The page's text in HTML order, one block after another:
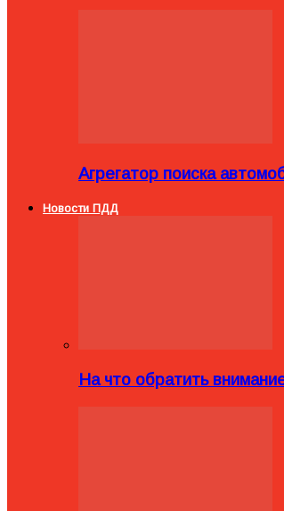
Агрегатор поиска
Новости ПДД
На что обратить